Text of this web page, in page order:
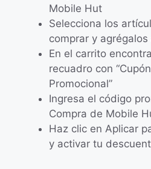
Mobile Hut
Selecciona los
comprar y
En el carrito
recuadro con
Promocional”
Ingresa el código
Compra de Mobile
Haz clic en Aplicar
y activar tu